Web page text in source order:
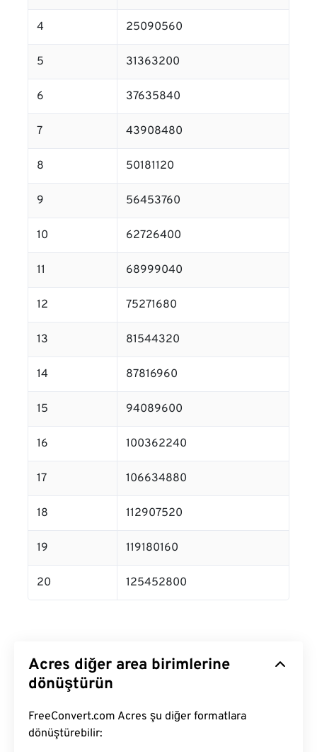
4 25090560
5 31363200
6 37635840
7 43908480
8 50181120
9 56453760
10 62726400
11 68999040
12 75271680
13 81544320
14 87816960
15 94089600
16 100362240
17 106634880
18 112907520
19 119180160
20 125452800
Acres diğer area birimlerine
dönüştürün
FreeConvert.com Acres şu diğer formatlara
dönüştürebilir: